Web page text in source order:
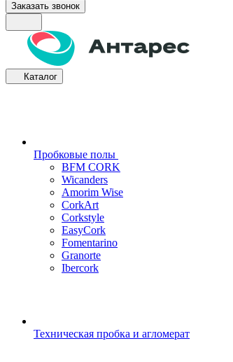
Заказать звонок
Каталог
Пробковые полы
BFM CORK
Wicanders
Amorim Wise
CorkArt
Corkstyle
EasyCork
Fomentarino
Granorte
Ibercork
Техническая пробка и агломерат